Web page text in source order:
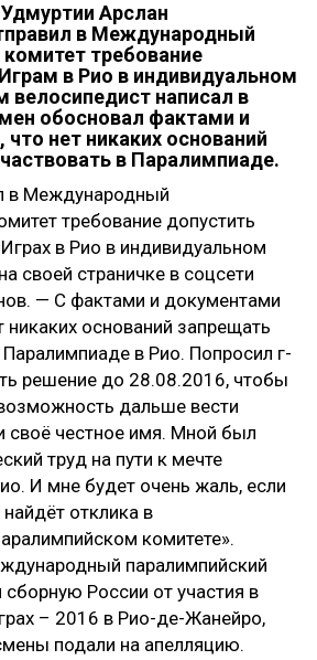
Арслан
в Международный
требование
в Рио в индивидуальном
велосипедист написал в
обосновал фактами и
нет никаких оснований
в Паралимпиаде.
в Международный
требование допустить
в Рио в индивидуальном
своей страничке в соцсети
— С фактами и документами
никаких оснований запрещать
Паралимпиаде в Рио. Попросил г-
решение до 28.08.2016, чтобы
дальше вести
своё честное имя. Мной был
труд на пути к мечте
И мне будет очень жаль, если
отклика в
комитете».
паралимпийский
сборную России от участия в
– 2016 в Рио-де-Жанейро,
подали на апелляцию.